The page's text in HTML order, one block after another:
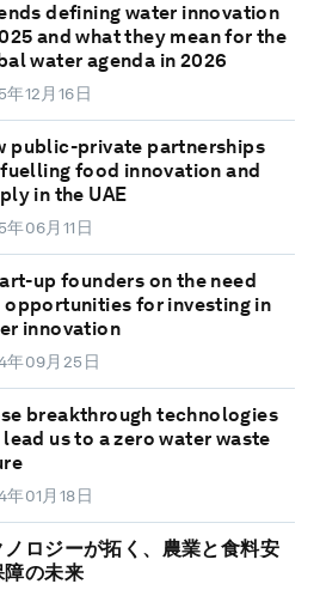
defining water innovation
and what they mean for the
water agenda in 2026
12月16日
public-private partnerships
food innovation and
in the UAE
06月11日
up founders on the need
opportunities for investing in
innovation
年09月25日
breakthrough technologies
lead us to a zero water waste
01月18日
ノロジーが拓く、農業と食料安
障の未来